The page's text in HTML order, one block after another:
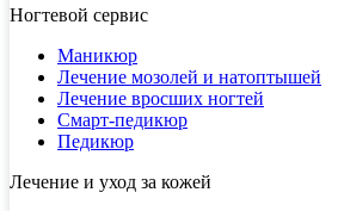
Ногтевой сервис
Маникюр
Лечение мозолей и натоптышей
Лечение вросших ногтей
Смарт-педикюр
Педикюр
Лечение и уход за кожей